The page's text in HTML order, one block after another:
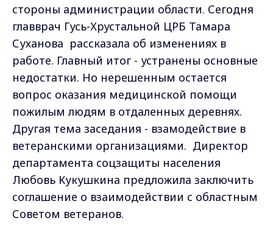
стороны администрации области. Сегодня
главврач Гусь-Хрустальной ЦРБ Тамара
Суханова рассказала об изменениях в
работе. Главный итог - устранены основные
недостатки. Но нерешенным остается
вопрос оказания медицинской помощи
пожилым людям в отдаленных деревнях.
Другая тема заседания - взамодействие в
ветеранскими организациями. Директор
департамента соцзащиты населения
Любовь Кукушкина предложила заключить
соглашение о взаимодействии с областным
Советом ветеранов.